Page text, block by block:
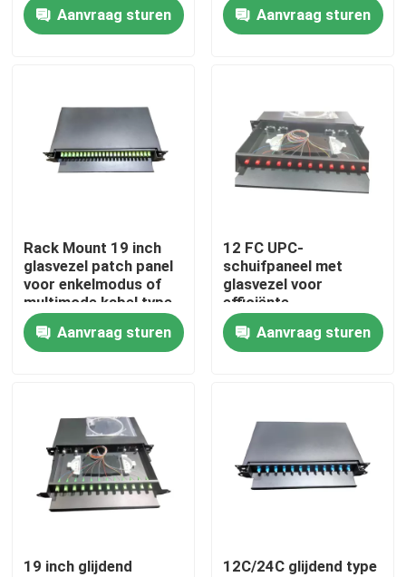
Producten
Video's
Fabriekstocht
Kwaliteitscontrole
Vraag een offerte
Optische vezel patch panel & behuizing
de kabels van het vezelflard
Aanvraag sturen
Aanvraag sturen
Rack Mount 19 inch
glasvezel patch panel
voor enkelmodus of
multimode kabel type
Aanvraag sturen
12 FC UPC-
schuifpaneel met
glasvezel voor
efficiënte
netwerkinstallaties
Aanvraag sturen
19 inch glijdend
12C/24C glijdend type